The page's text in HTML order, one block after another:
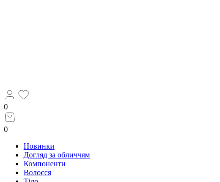
0
0
Новинки
Догляд за обличчям
Компоненти
Волосся